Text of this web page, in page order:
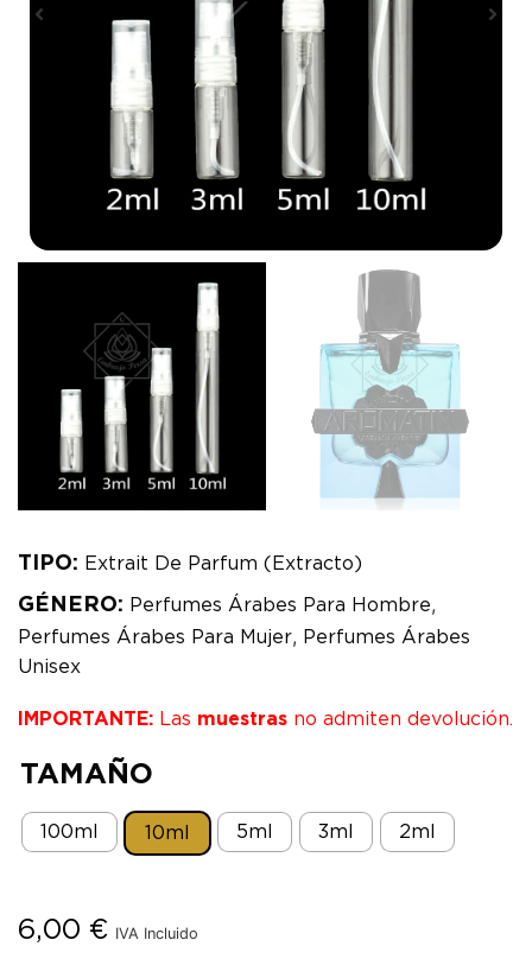
TIPO: Extrait De Parfum (Extracto)
GÉNERO: Perfumes Árabes Para Hombre,
Perfumes Árabes Para Mujer, Perfumes Árabes
Unisex
IMPORTANTE: Las muestras no admiten devolución.
TAMAÑO
100ml 10ml 5ml 3ml 2ml
6,00 € IVA Incluido